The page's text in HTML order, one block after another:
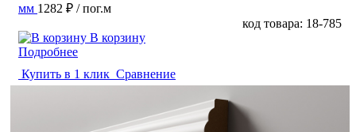
мм 1282 ₽ / пог.м
код товара: 18-785
В корзину
Подробнее
Купить в 1 клик Сравнение